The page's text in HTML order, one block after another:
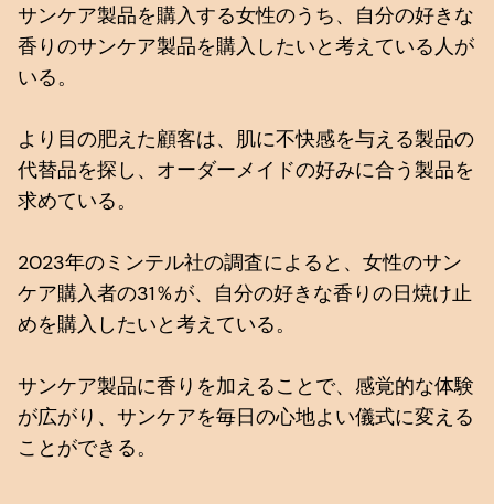
サンケア製品を購入する女性のうち、自分の好きな
香りのサンケア製品を購入したいと考えている人が
いる。
より目の肥えた顧客は、肌に不快感を与える製品の
代替品を探し、オーダーメイドの好みに合う製品を
求めている。
2023年のミンテル社の調査によると、女性のサン
ケア購入者の31％が、自分の好きな香りの日焼け止
めを購入したいと考えている。
サンケア製品に香りを加えることで、感覚的な体験
が広がり、サンケアを毎日の心地よい儀式に変える
ことができる。